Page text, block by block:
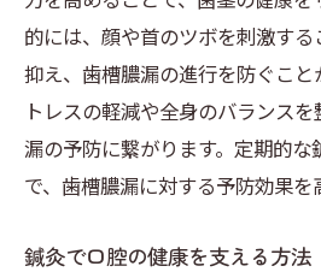
的には、顔や首のツボを刺激す
抑え、歯槽膿漏の進行を防ぐこと
トレスの軽減や全身のバランス
漏の予防に繋がります。定期的な
で、歯槽膿漏に対する予防効果を
鍼灸で口腔の健康を支える方法